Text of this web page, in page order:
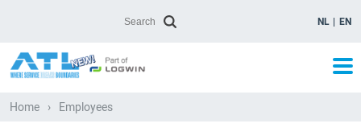
NL EN
Home › Employees